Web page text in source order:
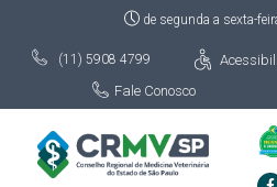
de segunda a sexta-
(11) 5908 4799
Fale Conosco